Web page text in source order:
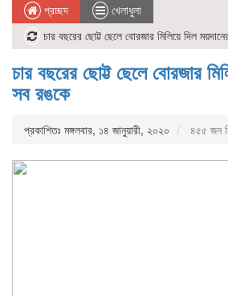
প্রচ্ছদ
খেলাধুলা
চার বছরের ছোট্ট ছেলে বোরজার মিলিয়ে দিল
চার বছরের ছোট্ট ছেলে বোরজার
সব রঙকে
প্রকাশিতঃ মঙ্গলবার, ১৪ জানুয়ারী, ২০২০ ৪৫৫ জন